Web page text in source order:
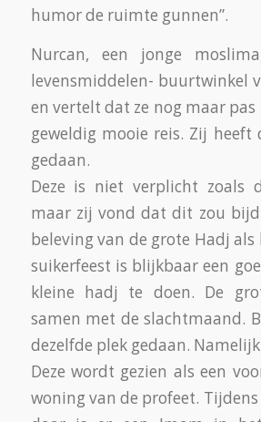
en de Koran voelt Nurcan zich
Zij noemt nog een laatste
Moslim gesteld; Op je
vóor je verscheiden de naam
profeet te erkennen.
door: Anneke
9 JUNI 2019 / DOORMCB
DE
VAN VASTEN